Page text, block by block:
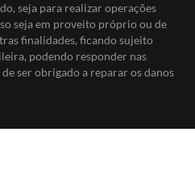
seja para realizar operações
seja em proveito próprio ou de
finalidades, ficando sujeito
podendo responder nas
ser obrigado a reparar os danos